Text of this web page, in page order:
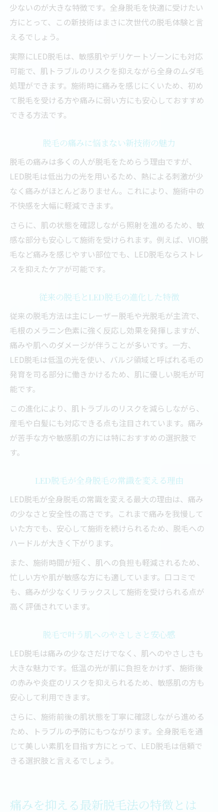
脱毛初心者も安心できる施術のポイント
LED脱毛なら敏感肌もやさしくケア可能
敏感肌への脱毛でもLED脱毛が安心な理由
LED脱毛が叶えるやさしい全身脱毛ケア
脱毛後の肌トラブルを防ぐLED脱毛の工夫
LED脱毛は敏感肌やデリケートゾーンにも
最適
全身脱毛を考えるならLED脱毛がおすすめ
全身脱毛にLED脱毛が適している理由
脱毛経験者が選ぶLED脱毛のメリット
LED脱毛で全身のムダ毛悩みを解消しよう
脱毛のストレスを軽減するLED脱毛の魅力
長期的に続けやすい全身脱毛の新提案
LEDと従来脱毛の違いを徹底解説
LED脱毛と光脱毛の違いをわかりやすく解
説
LED脱毛と医療脱毛の特徴と選び方
脱毛方法の違いがもたらす体感の差とは
LED脱毛の仕組みと従来技術との違い
LED脱毛の評判や効果を口コミから探る
LED脱毛の脱毛効果は本当にあるのか体験
口コミで見える脱毛後の肌満足度の実際
LED脱毛のデメリットとその対策を知ろう
痛みや効果に関する口コミから脱毛を考察
少ないのが大きな特徴です。全身脱毛を快適に受けたい
方にとって、この新技術はまさに次世代の脱毛体験と言
えるでしょう。
実際にLED脱毛は、敏感肌やデリケートゾーンにも対応
可能で、肌トラブルのリスクを抑えながら全身のムダ毛
処理ができます。施術時に痛みを感じにくいため、初め
て脱毛を受ける方や痛みに弱い方にも安心しておすすめ
できる方法です。
脱毛の痛みに悩まない新技術の魅力
脱毛の痛みは多くの人が脱毛をためらう理由ですが、
LED脱毛は低出力の光を用いるため、熱による刺激が少
なく痛みがほとんどありません。これにより、施術中の
不快感を大幅に軽減できます。
さらに、肌の状態を確認しながら照射を進めるため、敏
感な部分も安心して施術を受けられます。例えば、VIO脱
毛など痛みを感じやすい部位でも、LED脱毛ならストレ
スを抑えたケアが可能です。
従来の脱毛とLED脱毛の進化した特徴
従来の脱毛方法は主にレーザー脱毛や光脱毛が主流で、
毛根のメラニン色素に強く反応し効果を発揮しますが、
痛みや肌へのダメージが伴うことが多いです。一方、
LED脱毛は低温の光を使い、バルジ領域と呼ばれる毛の
発育を司る部分に働きかけるため、肌に優しい脱毛が可
能です。
この進化により、肌トラブルのリスクを減らしながら、
産毛や白髪にも対応できる点も注目されています。痛み
が苦手な方や敏感肌の方には特におすすめの選択肢で
す。
LED脱毛が全身脱毛の常識を変える理由
LED脱毛が全身脱毛の常識を変える最大の理由は、痛み
の少なさと安全性の高さです。これまで痛みを我慢して
いた方でも、安心して施術を続けられるため、脱毛への
ハードルが大きく下がります。
また、施術時間が短く、肌への負担も軽減されるため、
忙しい方や肌が敏感な方にも適しています。口コミで
も、痛みが少なくリラックスして施術を受けられる点が
高く評価されています。
脱毛で叶う肌へのやさしさと安心感
LED脱毛は痛みの少なさだけでなく、肌へのやさしさも
大きな魅力です。低温の光が肌に負担をかけず、施術後
の赤みや炎症のリスクを抑えられるため、敏感肌の方も
安心して利用できます。
さらに、施術前後の肌状態を丁寧に確認しながら進める
ため、トラブルの予防にもつながります。全身脱毛を通
じて美しい素肌を目指す方にとって、LED脱毛は信頼で
きる選択肢と言えるでしょう。
痛みを抑える最新脱毛法の特徴とは